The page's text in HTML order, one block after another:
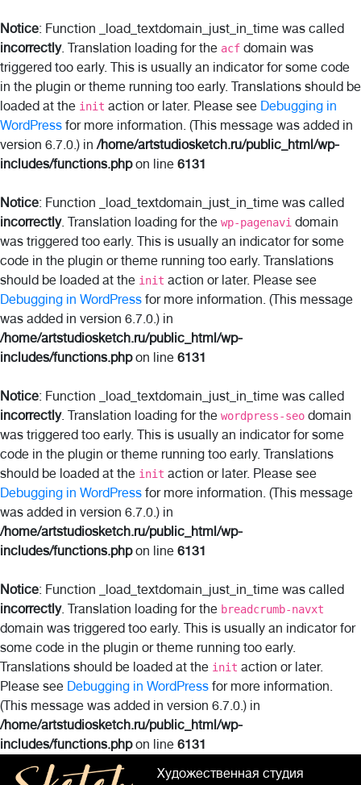
Notice: Function _load_textdomain_just_in_time was called
incorrectly. Translation loading for the acf domain was
triggered too early. This is usually an indicator for some code
in the plugin or theme running too early. Translations should be
loaded at the init action or later. Please see Debugging in
WordPress for more information. (This message was added in
version 6.7.0.) in/home/artstudiosketch.ru/public_html/wp-
includes/functions.phpon line 6131
Notice: Function _load_textdomain_just_in_time was called
incorrectly. Translation loading for the wp-pagenavi domain
was triggered too early. This is usually an indicator for some
code in the plugin or theme running too early. Translations
should be loaded at the init action or later. Please see
Debugging in WordPress for more information. (This message
was added in version 6.7.0.) in
/home/artstudiosketch.ru/public_html/wp-
includes/functions.phpon line 6131
Notice: Function _load_textdomain_just_in_time was called
incorrectly. Translation loading for the wordpress-seo domain
was triggered too early. This is usually an indicator for some
code in the plugin or theme running too early. Translations
should be loaded at the init action or later. Please see
Debugging in WordPress for more information. (This message
was added in version 6.7.0.) in
/home/artstudiosketch.ru/public_html/wp-
includes/functions.phpon line 6131
Notice: Function _load_textdomain_just_in_time was called
incorrectly. Translation loading for the breadcrumb-navxt
domain was triggered too early. This is usually an indicator for
some code in the plugin or theme running too early.
Translations should be loaded at the init action or later.
Please see Debugging in WordPress for more information.
(This message was added in version 6.7.0.) in
/home/artstudiosketch.ru/public_html/wp-
includes/functions.phpon line 6131
Художественная студия